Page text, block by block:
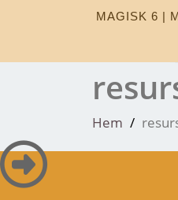
MAGISK 6 |
Hem